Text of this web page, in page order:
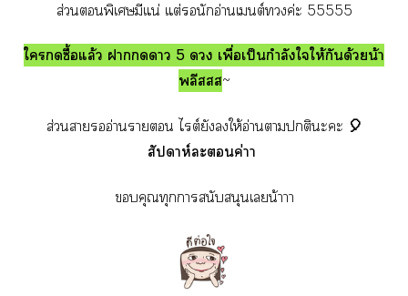
ส่วนพิเศษมีแน่ แต่รอนักอ่านเต์ค่ะ 55555
ใซื้อแล้ว าา 5  เพื่อเป็นกำลังใให้กันด้วยน้า
พลีสสส~
ส่วนาอ่านา ไต์ยังให้อ่านาติะะ 🎈
สัปดาห์ะค่าา
คุณทุกาสนับสนุนเน้าาา